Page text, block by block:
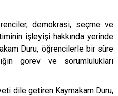
demokrasi, seçme ve
işleyişi hakkında yerinde
Duru, öğrencilerle bir süre
görev ve sorumlulukları
dile getiren Kaymakam Duru,